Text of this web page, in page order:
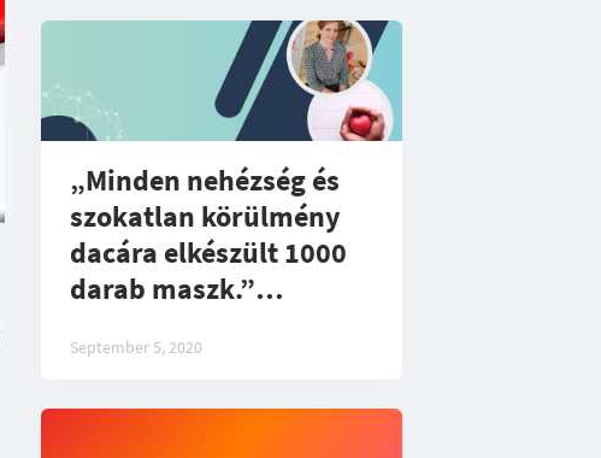
„Minden nehézség és
szokatlan körülmény
dacára elkészült 1000
darab maszk.”
különleges projekt
September 5, 2020